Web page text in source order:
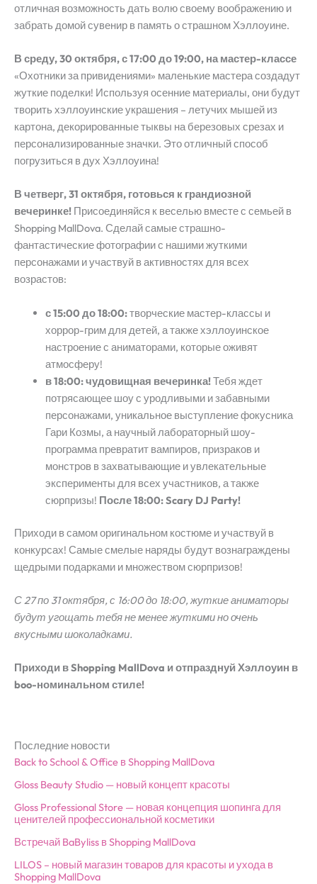
отличная возможность дать волю своему воображению и
забрать домой сувенир в память о страшном Хэллоуине.
В среду, 30 октября, с 17:00 до 19:00, на мастер-классе
«Охотники за привидениями» маленькие мастера создадут
жуткие поделки! Используя осенние материалы, они будут
творить хэллоуинские украшения – летучих мышей из
картона, декорированные тыквы на березовых срезах и
персонализированные значки. Это отличный способ
погрузиться в дух Хэллоуина!
В четверг, 31 октября, готовься к грандиозной
вечеринке! Присоединяйся к веселью вместе с семьей в
Shopping MallDova. Сделай самые страшно-
фантастические фотографии с нашими жуткими
персонажами и участвуй в активностях для всех
возрастов:
с 15:00 до 18:00:творческие мастер-классы и
хоррор-грим для детей, а также хэллоуинское
настроение с аниматорами, которые оживят
атмосферу!
в 18:00: чудовищная вечеринка!Тебя ждет
потрясающее шоу с уродливыми и забавными
персонажами, уникальное выступление фокусника
Гари Козмы, а научный лабораторный шоу-
программа превратит вампиров, призраков и
монстров в захватывающие и увлекательные
эксперименты для всех участников, а также
сюрпризы! После 18:00: Scary DJ Party!
Приходи в самом оригинальном костюме и участвуй в
конкурсах! Самые смелые наряды будут вознаграждены
щедрыми подарками и множеством сюрпризов!
С 27 по 31 октября, с 16:00 до 18:00, жуткие аниматоры
будут угощать тебя не менее жуткимино очень
вкуснымишоколадками.
Приходи в Shopping MallDova и отпразднуй Хэллоуин в
boo-номинальном стиле!
Последние новости
Back to School & Office в Shopping MallDova
Gloss Beauty Studio — новый концепт красоты
Gloss Professional Store — новая концепция шопинга для
ценителей профессиональной косметики
Встречай BaByliss в Shopping MallDova
LILOS – новый магазин товаров для красоты и ухода в
Shopping MallDova